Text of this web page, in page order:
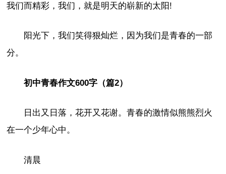
我们而精彩，我们，就是明天的崭新的太阳!
阳光下，我们笑得狠灿烂，因为我们是青春的一部
分。
初中青春作文600字（篇2）
日出又日落，花开又花谢。青春的激情似熊熊烈火
在一个少年心中。
清晨